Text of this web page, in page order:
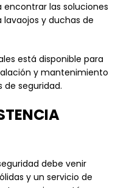
las soluciones
y duchas de
está disponible para
y mantenimiento
de seguridad.
debe venir
y un servicio de